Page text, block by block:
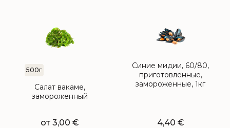
500г
Салат вакаме,
замороженный
от 3,00 €
Синие мидии, 60/80,
приготовленные,
замороженные, 1кг
4,40 €